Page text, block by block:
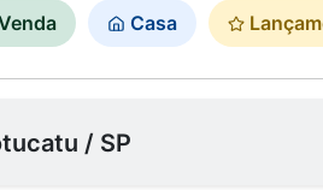
Casa
/ SP